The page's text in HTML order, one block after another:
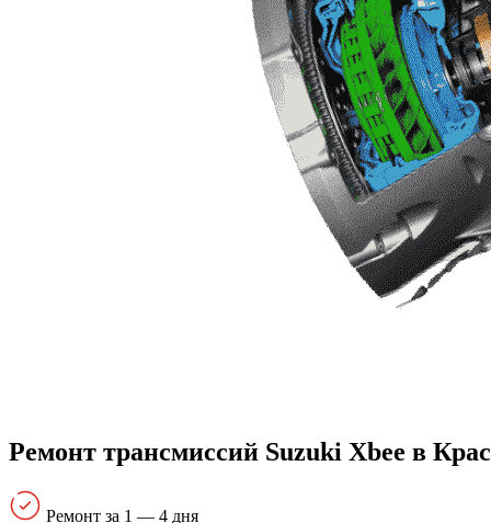
Ремонт трансмиссий Suzuki Xbee в
Ремонт за 1 — 4 дня